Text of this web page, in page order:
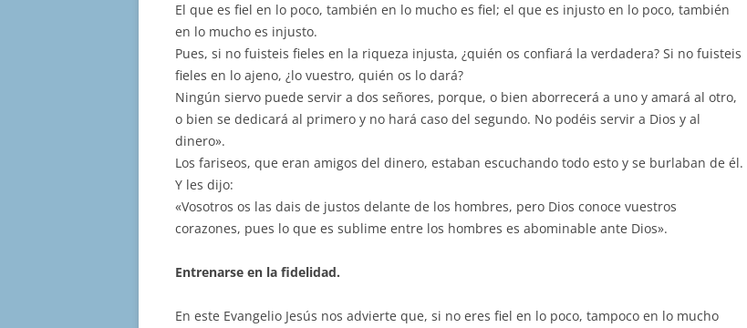
aumentar
disminuir
volumen.
El que es fiel en lo poco, también en lo mucho es fiel; el que es injusto en lo poco, también
en lo mucho es injusto.
Pues, si no fuisteis fieles en la riqueza injusta, ¿quién os confiará la verdadera? Si no fuisteis
fieles en lo ajeno, ¿lo vuestro, quién os lo dará?
Ningún siervo puede servir a dos señores, porque, o bien aborrecerá a uno y amará al otro,
o bien se dedicará al primero y no hará caso del segundo. No podéis servir a Dios y al
dinero».
Los fariseos, que eran amigos del dinero, estaban escuchando todo esto y se burlaban de él.
Y les dijo:
«Vosotros os las dais de justos delante de los hombres, pero Dios conoce vuestros
corazones, pues lo que es sublime entre los hombres es abominable ante Dios».
Entrenarse en la fidelidad.
En este Evangelio Jesús nos advierte que, si no eres fiel en lo poco, tampoco en lo mucho